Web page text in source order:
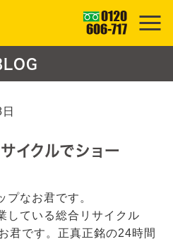
イクルでショー
プなお君です。
している総合リサイクル
君です。正真正銘の24時間